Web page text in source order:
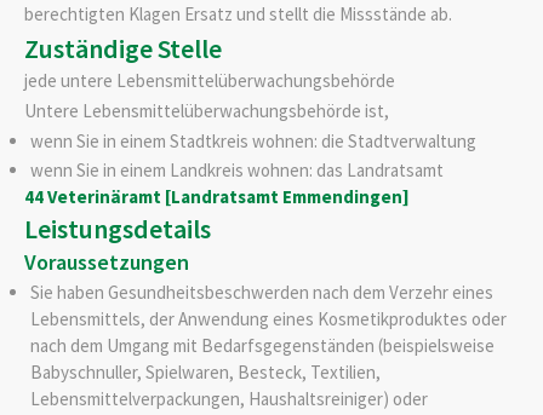
berechtigten Klagen Ersatz und stellt die Missstände ab.
Zuständige Stelle
jede untere Lebensmittelüberwachungsbehörde
Untere Lebensmittelüberwachungsbehörde ist,
wenn Sie in einem Stadtkreis wohnen: die Stadtverwaltung
wenn Sie in einem Landkreis wohnen: das Landratsamt
44 Veterinäramt [Landratsamt Emmendingen]
Leistungsdetails
Voraussetzungen
Sie haben Gesundheitsbeschwerden nach dem Verzehr eines
Lebensmittels, der Anwendung eines Kosmetikproduktes oder
nach dem Umgang mit Bedarfsgegenständen (beispielsweise
Babyschnuller, Spielwaren, Besteck, Textilien,
Lebensmittelverpackungen, Haushaltsreiniger) oder